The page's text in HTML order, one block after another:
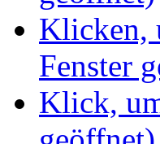
Klicken,
Fenster
Klick,